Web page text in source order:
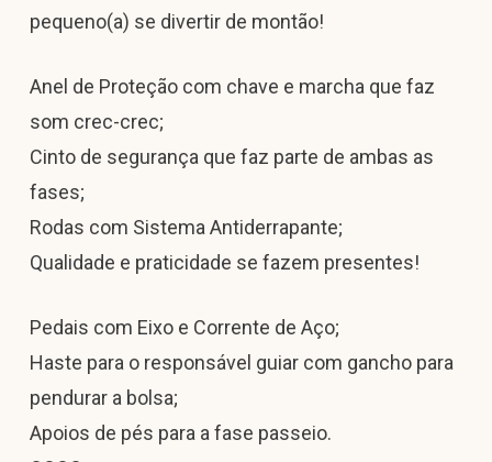
pequeno(a) se divertir de montão!
Anel de Proteção com chave e marcha que faz
som crec-crec;
Cinto de segurança que faz parte de ambas as
fases;
Rodas com Sistema Antiderrapante;
Qualidade e praticidade se fazem presentes!
Pedais com Eixo e Corrente de Aço;
Haste para o responsável guiar com gancho para
pendurar a bolsa;
Apoios de pés para a fase passeio.